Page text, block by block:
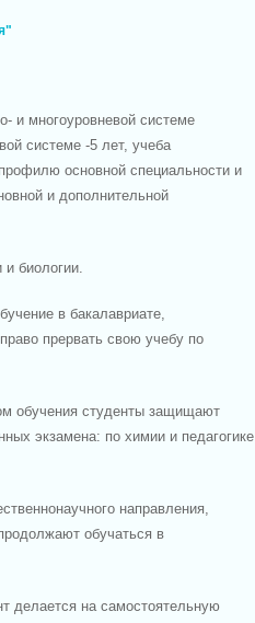
и многоуровневой системе
системе -5 лет, учеба
основной специальности и
и дополнительной
биологии.
в бакалавриате,
прервать свою учебу по
обучения студенты защищают
экзамена: по химии и педагогике
направления,
обучаться в
делается на самостоятельную